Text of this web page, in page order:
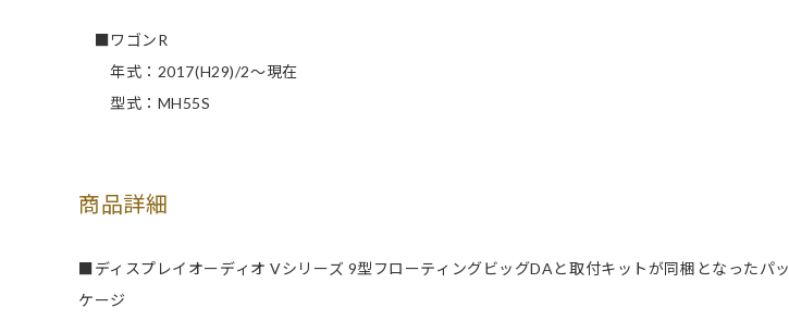
■ワゴンR
年式：2017(H29)/2～現在
型式：MH55S
商品詳細
■ディスプレイオーディオ Vシリーズ 9型フローティングビッグDAと取付キットが同梱となったパッ
ケージ